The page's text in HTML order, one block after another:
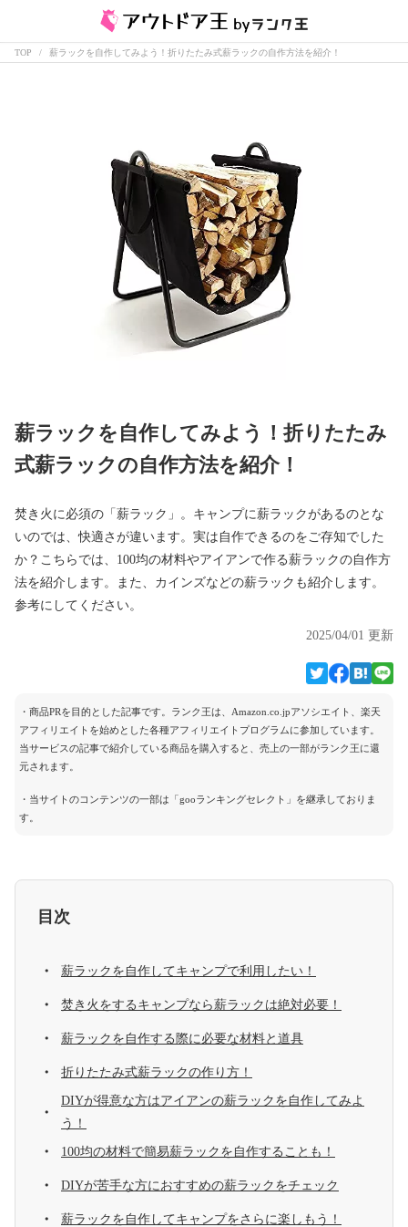
TOP 薪ラックを自作してみよう！折りたたみ式薪ラックの自作方法を紹介！
薪ラックを自作してみよう！折りたたみ
式薪ラックの自作方法を紹介！
焚き火に必須の「薪ラック」。キャンプに薪ラックがあるのとな
いのでは、快適さが違います。実は自作できるのをご存知でした
か？こちらでは、100均の材料やアイアンで作る薪ラックの自作方
法を紹介します。また、カインズなどの薪ラックも紹介します。
参考にしてください。
2025/04/01 更新
・商品PRを目的とした記事です。ランク王は、Amazon.co.jpアソシエイト、楽天
アフィリエイトを始めとした各種アフィリエイトプログラムに参加しています。
当サービスの記事で紹介している商品を購入すると、売上の一部がランク王に還
元されます。
・当サイトのコンテンツの一部は「gooランキングセレクト」を継承しておりま
す。
目次
薪ラックを自作してキャンプで利用したい！
焚き火をするキャンプなら薪ラックは絶対必要！
薪ラックを自作する際に必要な材料と道具
折りたたみ式薪ラックの作り方！
DIYが得意な方はアイアンの薪ラックを自作してみよ
う！
100均の材料で簡易薪ラックを自作することも！
DIYが苦手な方におすすめの薪ラックをチェック
薪ラックを自作してキャンプをさらに楽しもう！